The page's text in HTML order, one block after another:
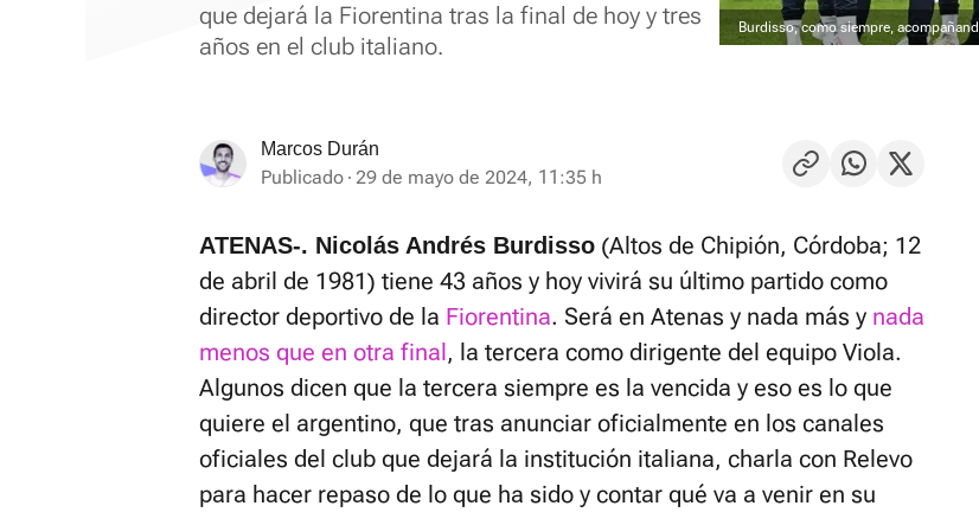
que dejará la Fiorentina tras la final de hoy y tres
años en el club italiano.
Burdisso, como siempre,
Marcos Durán
Publicado 29 de mayo de 2024, 11:35 h
ATENAS-. Nicolás Andrés Burdisso (Altos de Chipión, Córdoba; 12
de abril de 1981) tiene 43 años y hoy vivirá su último partido como
director deportivo de la Fiorentina. Será en Atenas y nada más y nada
menos que en otra final, la tercera como dirigente del equipo Viola.
Algunos dicen que la tercera siempre es la vencida y eso es lo que
quiere el argentino, que tras anunciar oficialmente en los canales
oficiales del club que dejará la institución italiana, charla con Relevo
para hacer repaso de lo que ha sido y contar qué va a venir en su